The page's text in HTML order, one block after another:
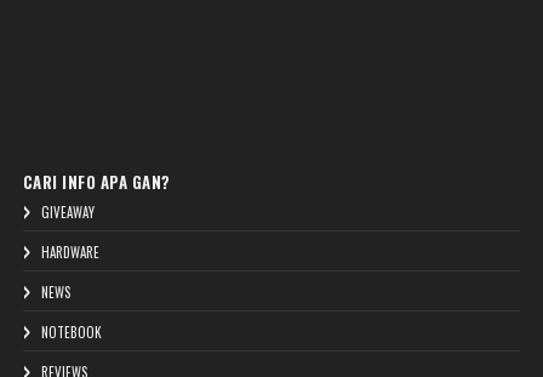
CARI INFO APA GAN?
GIVEAWAY
HARDWARE
NEWS
NOTEBOOK
REVIEWS